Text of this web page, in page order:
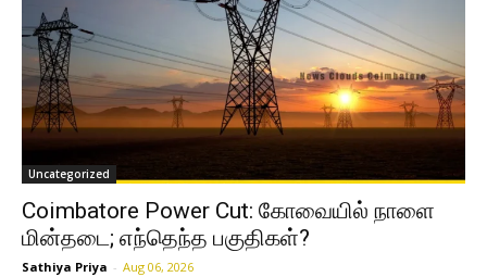
Uncategorized
Coimbatore Power Cut: கோவையில் நாளை
மின்தடை; எந்தெந்த பகுதிகள்?
Sathiya Priya - Aug 06, 2026